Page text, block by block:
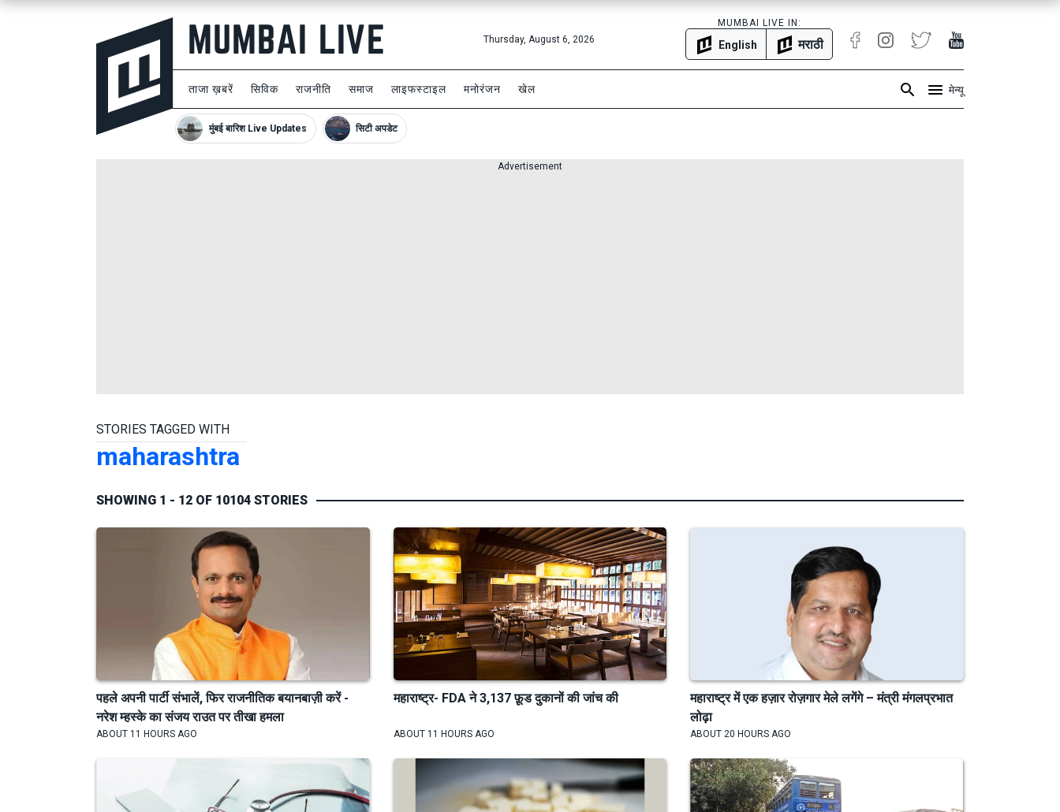
Thursday, August 6, 2026
MUMBAI LIVE IN:
English मराठी
ताजा ख़बरें सिविक राजनीति समाज लाइफस्टाइल मनोरंजन खेल मेन्यू
मुंबई बारिश Live Updates सिटी अपडेट
Advertisement
STORIES TAGGED WITH
maharashtra
SHOWING 1 - 12 OF 10104 STORIES
पहले अपनी पार्टी संभालें, फिर राजनीतिक बयानबाज़ी करें -
नरेश म्हस्के का संजय राउत पर तीखा हमला
ABOUT 11 HOURS AGO
महाराष्ट्र- FDA ने 3,137 फ़ूड दुकानों की जांच की
ABOUT 11 HOURS AGO
महाराष्ट्र में एक हज़ार रोज़गार मेले लगेंगे – मंत्री मंगलप्रभात
लोढ़ा
ABOUT 20 HOURS AGO